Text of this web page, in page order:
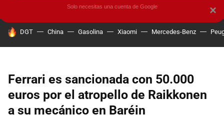
HOY SE HABLA DE
DGT China Gasolina Xiaomi Mercedes-Benz
Ferrari es sancionada con 50.000
euros por el atropello de Raikkonen
a su mecánico en Baréin
×
Solo necesitas una cuenta de Google